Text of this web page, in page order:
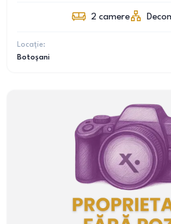
2 camere
Locație:
Botoșani